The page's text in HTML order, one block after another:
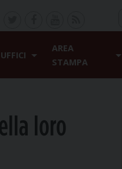
UFFICI
AREA
STAMPA
loro